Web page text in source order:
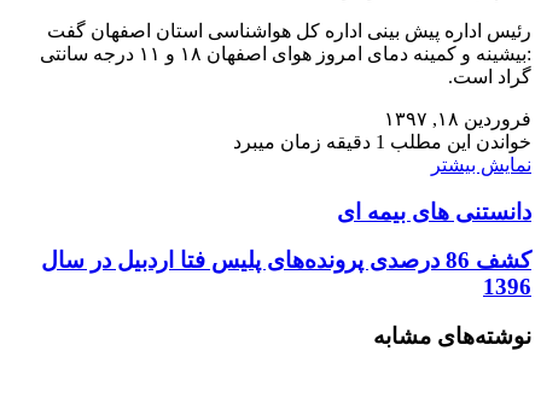
رئیس اداره پیش بینی اداره کل هواشناسی استان اصفهان گفت
:بیشینه و کمینه دمای امروز هوای اصفهان ۱۸ و ۱۱ درجه سانتی
گراد است.
فروردین ۱۸, ۱۳۹۷
خواندن این مطلب 1 دقیقه زمان میبرد
نمایش بیشتر
دانستنی های بیمه ای
کشف 86 درصدی پرونده‌های پلیس فتا اردبیل در سال
1396
نوشته‌های مشابه